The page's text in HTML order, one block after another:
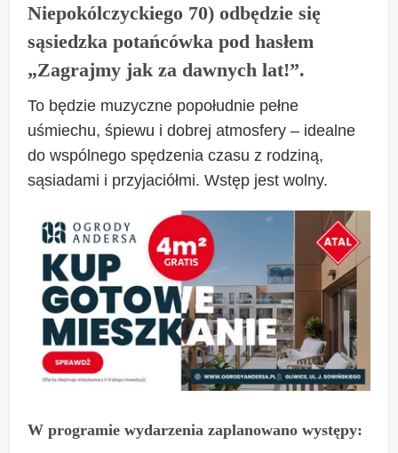
Niepokólczyckiego 70) odbędzie się
sąsiedzka potańcówka pod hasłem
„Zagrajmy jak za dawnych lat!”.
To będzie muzyczne popołudnie pełne
uśmiechu, śpiewu i dobrej atmosfery – idealne
do wspólnego spędzenia czasu z rodziną,
sąsiadami i przyjaciółmi. Wstęp jest wolny.
W programie wydarzenia zaplanowano występy: